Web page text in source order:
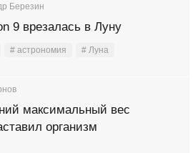
Березин
9 врезалась в Луну
# астрономия # Луна
максимальный вес
организм